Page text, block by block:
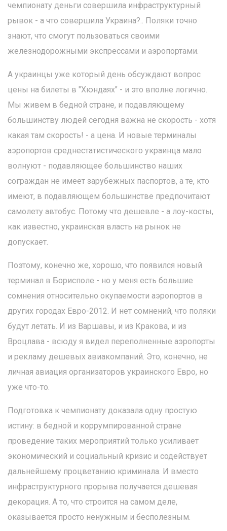
чемпионату деньги совершила инфраструктурный
рывок - а что совершила Украина?.. Поляки точно
знают, что смогут пользоваться своими
железнодорожными экспрессами и аэропортами.
А украинцы уже который день обсуждают вопрос
цены на билеты в "Хюндаях" - и это вполне логично.
Мы живем в бедной стране, и подавляющему
большинству людей сегодня важна не скорость - хотя
какая там скорость! - а цена. И новые терминалы
аэропортов среднестатистического украинца мало
волнуют - подавляющее большинство наших
сограждан не имеет зарубежных паспортов, а те, кто
имеют, в подавляющем большинстве предпочитают
самолету автобус. Потому что дешевле - а лоу-косты,
как известно, украинская власть на рынок не
допускает.
Поэтому, конечно же, хорошо, что появился новый
терминал в Борисполе - но у меня есть большие
сомнения относительно окупаемости аэропортов в
других городах Евро-2012. И нет сомнений, что поляки
будут летать. И из Варшавы, и из Кракова, и из
Вроцлава - всюду я видел переполненные аэропорты
и рекламу дешевых авиакомпаний. Это, конечно, не
личная авиация организаторов украинского Евро, но
уже что-то.
Подготовка к чемпионату доказала одну простую
истину: в бедной и коррумпированной стране
проведение таких мероприятий только усиливает
экономический и социальный кризис и содействует
дальнейшему процветанию криминала. И вместо
инфраструктурного прорыва получается дешевая
декорация. А то, что строится на самом деле,
оказывается просто ненужным и бесполезным.